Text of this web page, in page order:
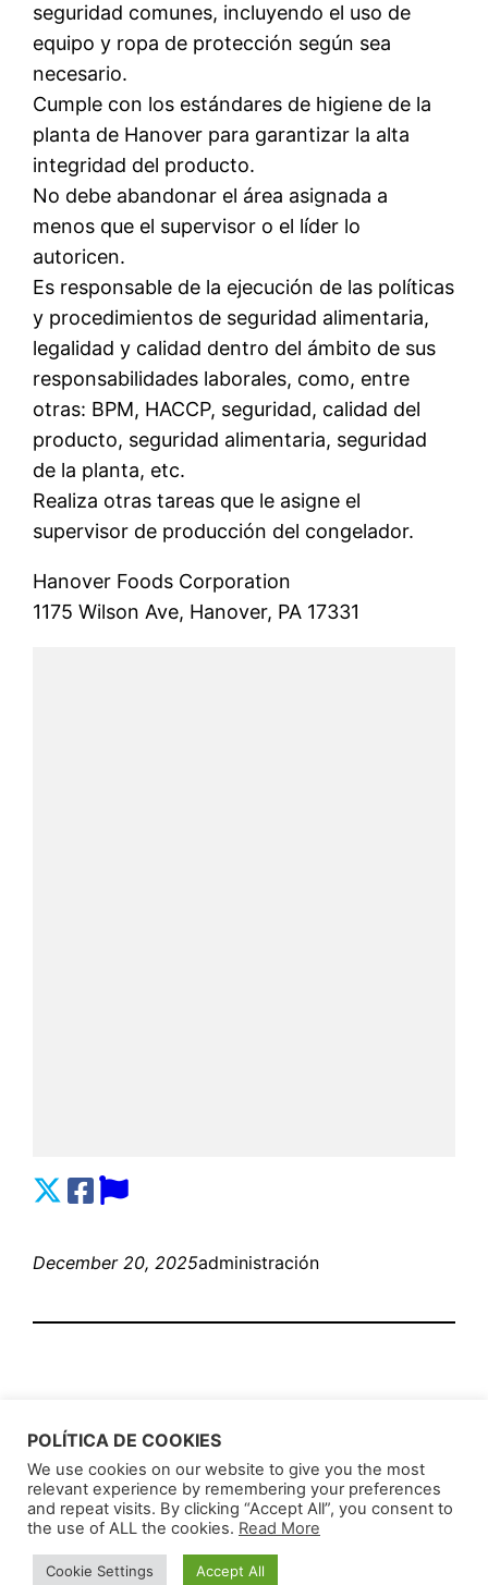
seguridad comunes, incluyendo el uso de
equipo y ropa de protección según sea
necesario.
Cumple con los estándares de higiene de la
planta de Hanover para garantizar la alta
integridad del producto.
No debe abandonar el área asignada a
menos que el supervisor o el líder lo
autoricen.
Es responsable de la ejecución de las políticas
y procedimientos de seguridad alimentaria,
legalidad y calidad dentro del ámbito de sus
responsabilidades laborales, como, entre
otras: BPM, HACCP, seguridad, calidad del
producto, seguridad alimentaria, seguridad
de la planta, etc.
Realiza otras tareas que le asigne el
supervisor de producción del congelador.
Hanover Foods Corporation
1175 Wilson Ave, Hanover, PA 17331
December 20, 2025administración
AnunciosLatinProudly powered byWordPress
POLÍTICA DE COOKIES
We use cookies on our website to give you the most
relevant experience by remembering your preferences
and repeat visits. By clicking “Accept All”, you consent to
the use of ALL the cookies. Read More
Cookie Settings Accept All